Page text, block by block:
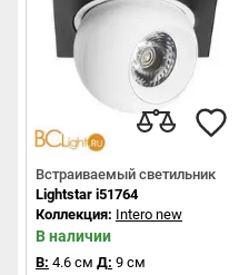
Встраиваемый светильник
Lightstar i51764
Коллекция: Intero new
В наличии
В: 4.6 см Д: 9 см